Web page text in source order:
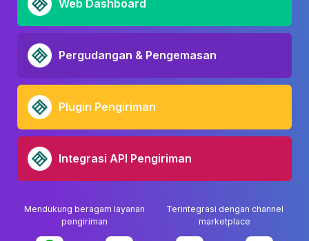
Web Dashboard
Pergudangan & Pengemasan
Plugin Pengiriman
Integrasi API Pengiriman
Mendukung beragam layanan
pengiriman
Terintegrasi dengan channel
marketplace